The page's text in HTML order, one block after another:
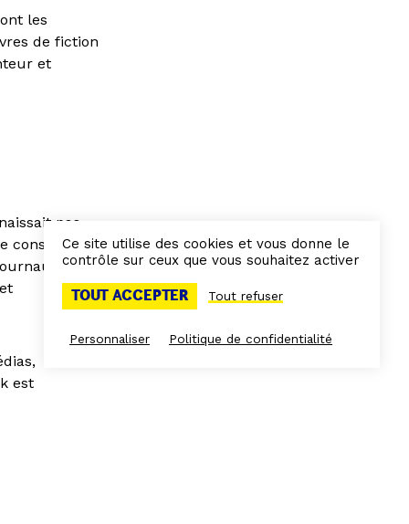
les
de fiction
et
pas
constat est
est
Ce site utilise des cookies et vous donne le
contrôle sur ceux que vous souhaitez activer
TOUT ACCEPTER Tout refuser
Personnaliser Politique de confidentialité